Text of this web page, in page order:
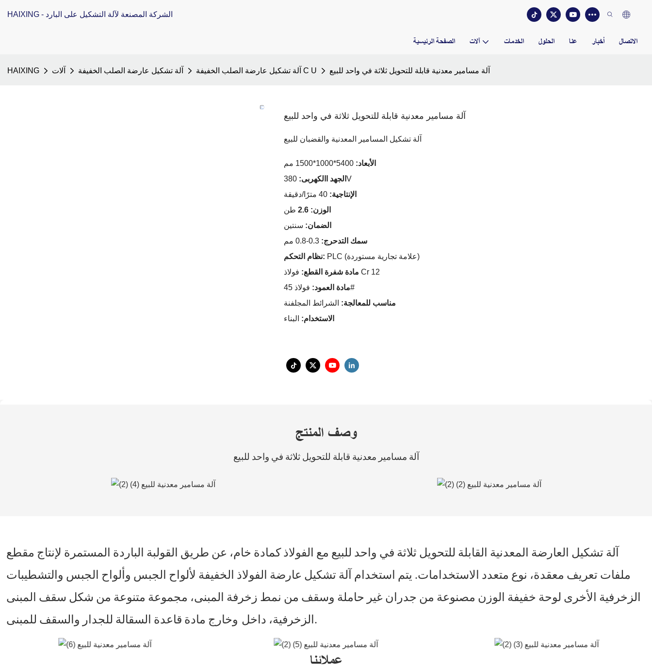
HAIXING - الشركة المصنعة لآلة التشكيل على البارد
الصفحة الرئيسية آلات الخدمات الحلول عنا أخبار الاتصال
HAIXING آلات آلة تشكيل عارضة الصلب الخفيفة آلة تشكيل عارضة الصلب الخفيفة C U آلة مسامير معدنية قابلة للتحويل ثلاثة في واحد للبيع
آلة مسامير معدنية قابلة للتحويل ثلاثة في واحد للبيع
آلة تشكيل المسامير المعدنية والقضبان للبيع
الأبعاد:
الجهد االكهربى: 380V
الإنتاجية:
الوزن: 2.6
طن
الضمان: سنتين
سمك التدحرج:
نظام التحكم:
PLC (علامة تجارية مستوردة)
مادة شفرة القطع: فولاذ Cr 12
مادة العمود:فولاذ 45#
مناسب للمعالجة: الشرائط المجلفنة
الاستخدام: البناء
وصف المنتج
آلة مسامير معدنية قابلة للتحويل ثلاثة في واحد للبيع
آلة تشكيل العارضة المعدنية القابلة للتحويل ثلاثة في واحد للبيع مع الفولاذ كمادة خام، عن طريق القولبة الباردة المستمرة لإنتاج مقطع
ملفات تعريف معقدة، نوع متعدد الاستخدامات. يتم استخدام آلة تشكيل عارضة الفولاذ الخفيفة لألواح الجبس وألواح الجبس والتشطيبات
الزخرفية الأخرى لوحة خفيفة الوزن مصنوعة من جدران غير حاملة وسقف من نمط زخرفة المبنى، مجموعة متنوعة من شكل سقف المبنى
الزخرفية، داخلوخارج مادة قاعدة السقالة للجدار والسقف للمبنى.
عملائنا